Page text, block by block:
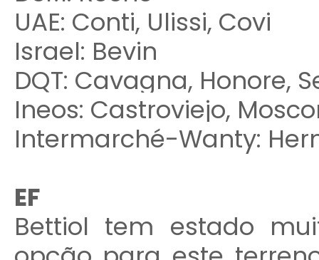
UAE: Conti, Ulissi, Covi
Israel: Bevin
DQT: Cavagna, Honore,
Ineos: Castroviejo,
Intermarché-Wanty:
EF
Bettiol tem estado